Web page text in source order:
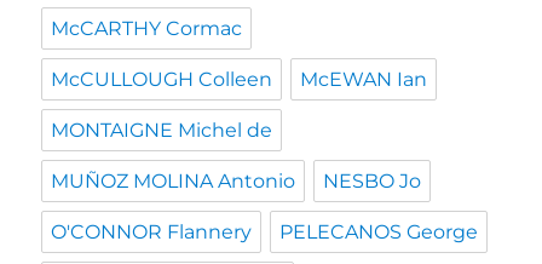
McCARTHY Cormac
McCULLOUGH Colleen McEWAN Ian
MONTAIGNE Michel de
MUÑOZ MOLINA Antonio NESBO Jo
O'CONNOR Flannery PELECANOS George